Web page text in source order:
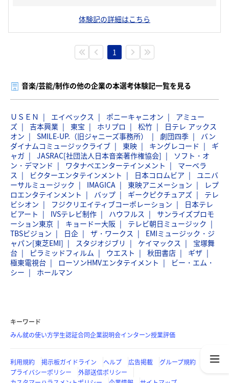
体験記の詳細はこちら
1
音楽/芸能/制作の他の企業の本選考体験記一覧を見る
ＵＳＥＮ エイベックス ポニーキャニオン
アミュー
ズ
吉本興業 東宝 ホリプロ 松竹
日テレ アックス
オン
SMILE-UP.（旧ジャニーズ事務所） 劇団四季
バン
ダイナムコミュージックライブ
東映 キングレコード
ギ
ャガ
JASRAC[社団法人日本音楽著作権協会]
ソフト・オ
ン・デマンド
ワタナベエンターテインメント
マーベラ
ス
ビクターエンタテインメント 日本コロムビア
ユニバ
ーサルミュージック
IMAGICA 東映アニメーション
レプ
ロエンタテインメント
バップ ギークピクチュアズ
テレ
ビシオン
フジクリエイティブコーポレーション
日本テレ
ビアート
IVSテレビ制作 ハウフルス
サンライズプロモ
ーション東京
キョードー大阪
テレビ朝日ミュージック
TBSビジョン
日企 ザ・ワークス
EMIミュージック・ジ
ャパン[東芝EMI]
スタジオジブリ ケイマックス
宝塚舞
台
ピラミッドフィルム ウエスト 秋田書店
ギザ
極東電視台
ローソンHMVエンタテイメント
ビー・エム・
シー
ホールマン
キーワード
みん就の使い方学生認証合同企業説明会インターン授業評価
利用規約 掲示板ガイドライン ヘルプ 広告掲載
グループ規約
プライバシーポリシー
外部送信ポリシー